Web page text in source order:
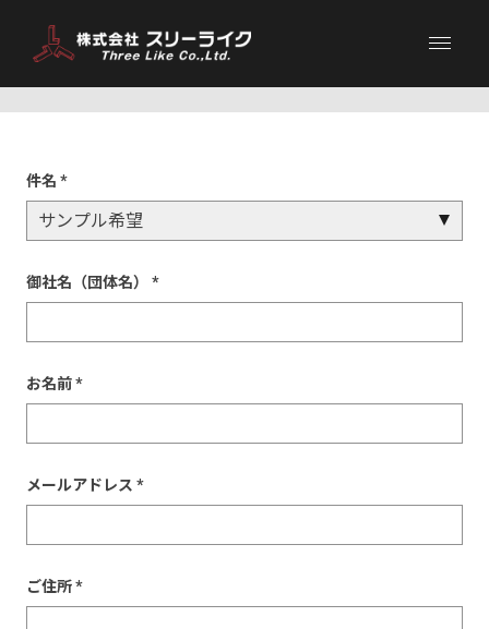
お問い合わせ
件名 *
御社名（団体名） *
お名前 *
メールアドレス *
ご住所 *